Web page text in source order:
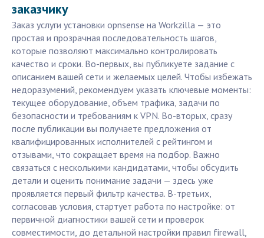
заказчику
Заказ услуги установки opnsense на Workzilla — это
простая и прозрачная последовательность шагов,
которые позволяют максимально контролировать
качество и сроки. Во-первых, вы публикуете задание с
описанием вашей сети и желаемых целей. Чтобы избежать
недоразумений, рекомендуем указать ключевые моменты:
текущее оборудование, объем трафика, задачи по
безопасности и требованиям к VPN. Во-вторых, сразу
после публикации вы получаете предложения от
квалифицированных исполнителей с рейтингом и
отзывами, что сокращает время на подбор. Важно
связаться с несколькими кандидатами, чтобы обсудить
детали и оценить понимание задачи — здесь уже
проявляется первый фильтр качества. В-третьих,
согласовав условия, стартует работа по настройке: от
первичной диагностики вашей сети и проверок
совместимости, до детальной настройки правил firewall,